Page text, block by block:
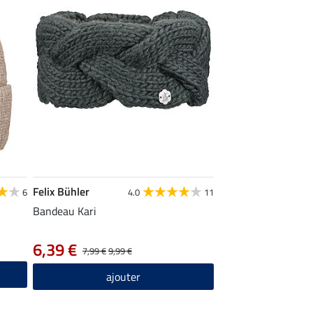
6 Felix Bühler 4.0 11
Bandeau Kari
7,99 €9,99 €
6,39 €
ajouter